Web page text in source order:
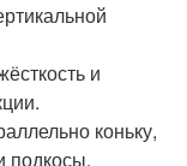
и
коньку,
подкосы.